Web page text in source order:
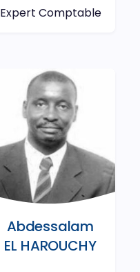
Expert Comptable
Abdessalam
EL HAROUCHY